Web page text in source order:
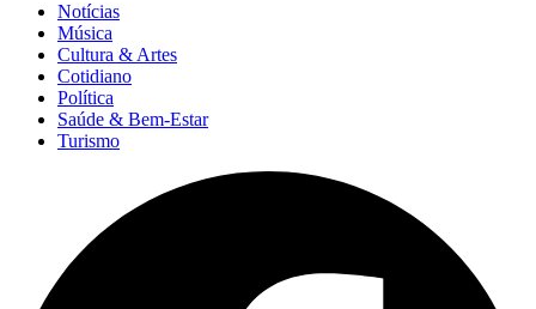
Notícias
Música
Cultura & Artes
Cotidiano
Política
Saúde & Bem-Estar
Turismo